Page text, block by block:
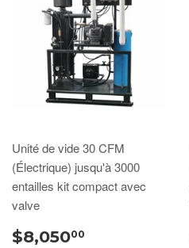
Unité de vide 30 CFM
(Électrique) jusqu'à 3000
entailles kit compact avec
valve
$8,05000